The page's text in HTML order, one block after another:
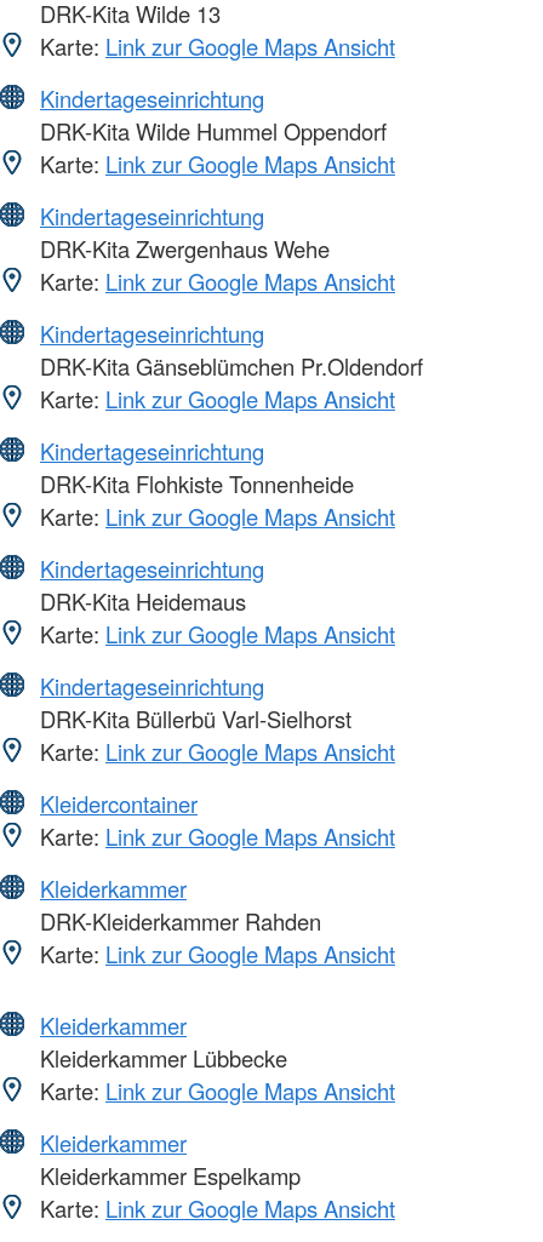
DRK-Kita Wilde 13
Karte: Link zur Google Maps Ansicht
Kindertageseinrichtung
DRK-Kita Wilde Hummel Oppendorf
Karte: Link zur Google Maps Ansicht
Kindertageseinrichtung
DRK-Kita Zwergenhaus Wehe
Karte: Link zur Google Maps Ansicht
Kindertageseinrichtung
DRK-Kita Gänseblümchen Pr.Oldendorf
Karte: Link zur Google Maps Ansicht
Kindertageseinrichtung
DRK-Kita Flohkiste Tonnenheide
Karte: Link zur Google Maps Ansicht
Kindertageseinrichtung
DRK-Kita Heidemaus
Karte: Link zur Google Maps Ansicht
Kindertageseinrichtung
DRK-Kita Büllerbü Varl-Sielhorst
Karte: Link zur Google Maps Ansicht
Kleidercontainer
Karte: Link zur Google Maps Ansicht
Kleiderkammer
DRK-Kleiderkammer Rahden
Karte: Link zur Google Maps Ansicht
Kleiderkammer
Kleiderkammer Lübbecke
Karte: Link zur Google Maps Ansicht
Kleiderkammer
Kleiderkammer Espelkamp
Karte: Link zur Google Maps Ansicht